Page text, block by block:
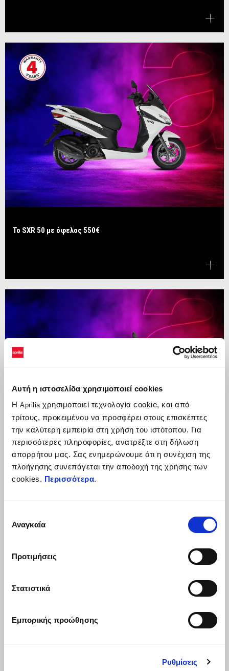
Αυτή η ιστοσελίδα χρησιμοποιεί cookies
Η Aprilia χρησιμοποιεί τεχνολογία cookie, και από
τρίτους, προκειμένου να προσφέρει στους επισκέπτες
την καλύτερη εμπειρία στη χρήση του ιστότοπου. Για
περισσότερες πληροφορίες, ανατρέξτε στη δήλωση
απορρήτου μας. Σας ενημερώνουμε ότι η συνέχιση της
πλοήγησης συνεπάγεται την αποδοχή της χρήσης των
cookies. Περισσότερα.
συγκατάθεσης
Αναγκαία
Προτιμήσεις
Στατιστικά
Εμπορικής προώθησης
Ρυθμίσεις
Το SXR 50 με όφελος 550€
Η γκάμα Tuono V4 δική σου με έως 1.500€
πλεονεκτήματα